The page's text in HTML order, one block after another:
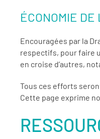
ÉCONOMIE
Encouragées par la
respectifs, pour faire
en croise d’autres,
Tous ces efforts
Cette page exprime